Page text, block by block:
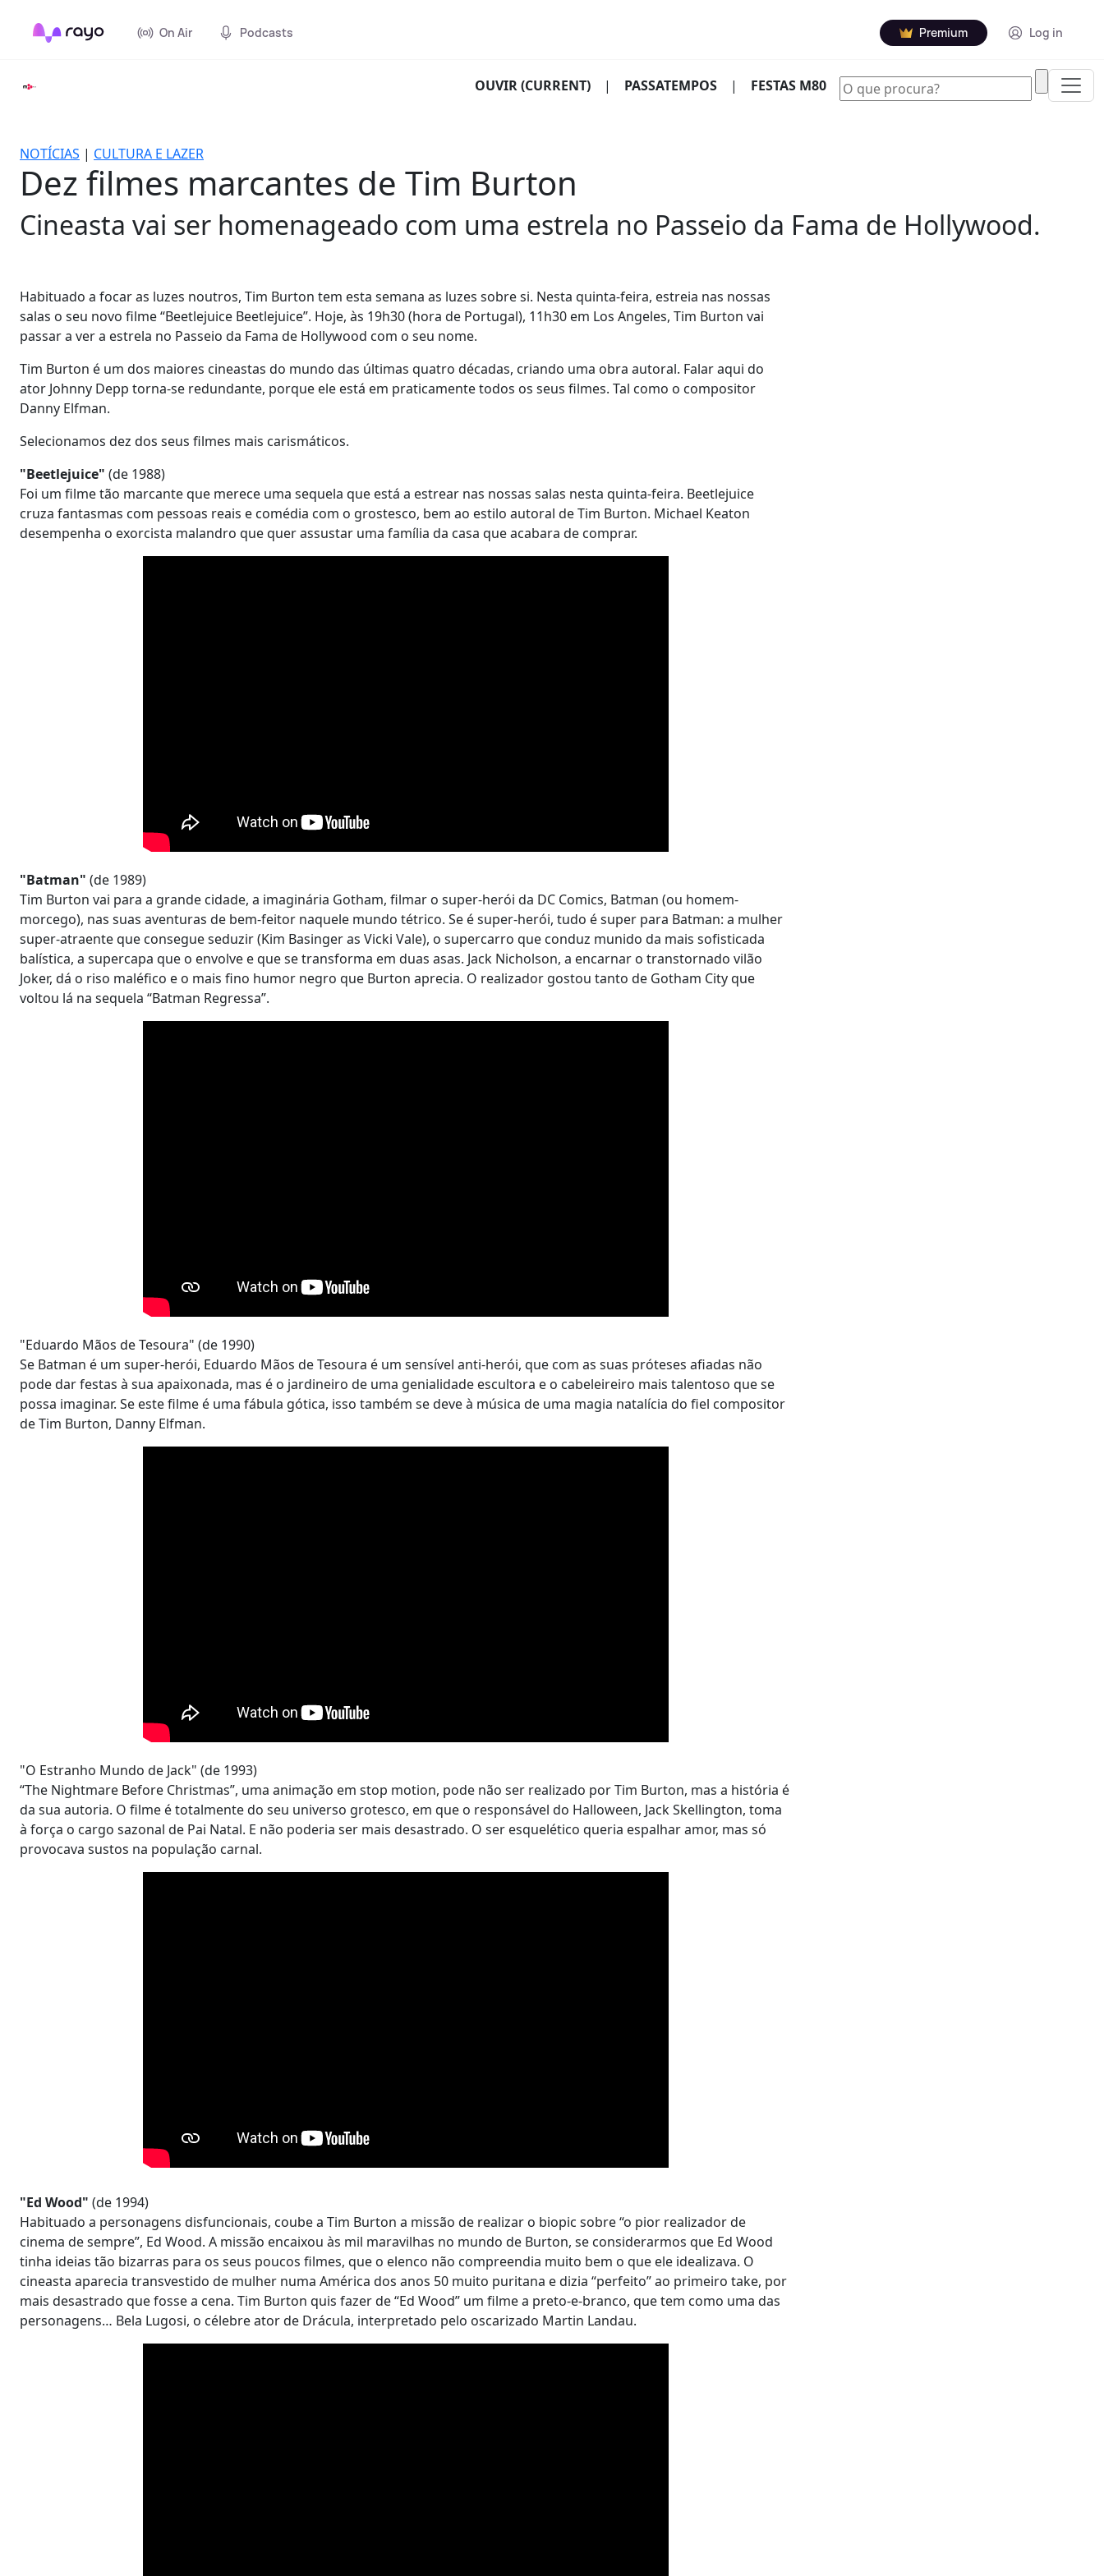
On Air Podcasts Premium Log in
OUVIR(CURRENT) | PASSATEMPOS | FESTAS M80
NOTÍCIAS | CULTURA E LAZER
Dez filmes marcantes de Tim Burton
Cineasta vai ser homenageado com uma estrela no Passeio da Fama de Hollywood.
Habituado a focar as luzes noutros, Tim Burton tem esta semana as luzes sobre si. Nesta quinta-feira, estreia nas nossas
salas o seu novo filme “Beetlejuice Beetlejuice”. Hoje, às 19h30 (hora de Portugal), 11h30 em Los Angeles, Tim Burton vai
passar a ver a estrela no Passeio da Fama de Hollywood com o seu nome.
Tim Burton é um dos maiores cineastas do mundo das últimas quatro décadas, criando uma obra autoral. Falar aqui do
ator Johnny Depp torna-se redundante, porque ele está em praticamente todos os seus filmes. Tal como o compositor
Danny Elfman.
Selecionamos dez dos seus filmes mais carismáticos.
"Beetlejuice" (de 1988)
Foi um filme tão marcante que merece uma sequela que está a estrear nas nossas salas nesta quinta-feira. Beetlejuice
cruza fantasmas com pessoas reais e comédia com o grostesco, bem ao estilo autoral de Tim Burton. Michael Keaton
desempenha o exorcista malandro que quer assustar uma família da casa que acabara de comprar.
"Batman" (de 1989)
Tim Burton vai para a grande cidade, a imaginária Gotham, filmar o super-herói da DC Comics, Batman (ou homem-
morcego), nas suas aventuras de bem-feitor naquele mundo tétrico. Se é super-herói, tudo é super para Batman: a mulher
super-atraente que consegue seduzir (Kim Basinger as Vicki Vale), o supercarro que conduz munido da mais sofisticada
balística, a supercapa que o envolve e que se transforma em duas asas. Jack Nicholson, a encarnar o transtornado vilão
Joker, dá o riso maléfico e o mais fino humor negro que Burton aprecia. O realizador gostou tanto de Gotham City que
voltou lá na sequela “Batman Regressa”.
"Eduardo Mãos de Tesoura" (de 1990)
Se Batman é um super-herói, Eduardo Mãos de Tesoura é um sensível anti-herói, que com as suas próteses afiadas não
pode dar festas à sua apaixonada, mas é o jardineiro de uma genialidade escultora e o cabeleireiro mais talentoso que se
possa imaginar. Se este filme é uma fábula gótica, isso também se deve à música de uma magia natalícia do fiel compositor
de Tim Burton, Danny Elfman.
"O Estranho Mundo de Jack" (de 1993)
“The Nightmare Before Christmas”, uma animação em stop motion, pode não ser realizado por Tim Burton, mas a história é
da sua autoria. O filme é totalmente do seu universo grotesco, em que o responsável do Halloween, Jack Skellington, toma
à força o cargo sazonal de Pai Natal. E não poderia ser mais desastrado. O ser esquelético queria espalhar amor, mas só
provocava sustos na população carnal.
"Ed Wood" (de 1994)
Habituado a personagens disfuncionais, coube a Tim Burton a missão de realizar o biopic sobre “o pior realizador de
cinema de sempre”, Ed Wood. A missão encaixou às mil maravilhas no mundo de Burton, se considerarmos que Ed Wood
tinha ideias tão bizarras para os seus poucos filmes, que o elenco não compreendia muito bem o que ele idealizava. O
cineasta aparecia transvestido de mulher numa América dos anos 50 muito puritana e dizia “perfeito” ao primeiro take, por
mais desastrado que fosse a cena. Tim Burton quis fazer de “Ed Wood” um filme a preto-e-branco, que tem como uma das
personagens… Bela Lugosi, o célebre ator de Drácula, interpretado pelo oscarizado Martin Landau.